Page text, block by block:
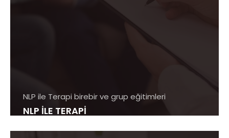
NLP ile Terapi birebir ve grup eğitimleri
NLP İLE TERAPİ